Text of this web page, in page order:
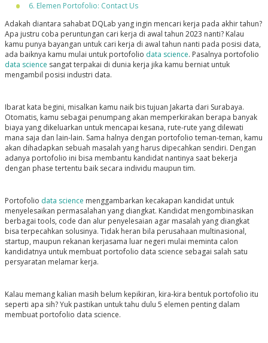
6. Elemen Portofolio: Contact Us
Adakah diantara sahabat DQLab yang ingin mencari kerja pada akhir tahun?
Apa justru coba peruntungan cari kerja di awal tahun 2023 nanti? Kalau
kamu punya bayangan untuk cari kerja di awal tahun nanti pada posisi data,
ada baiknya kamu mulai untuk portofolio data science. Pasalnya portofolio
data science sangat terpakai di dunia kerja jika kamu berniat untuk
mengambil posisi industri data.
Ibarat kata begini, misalkan kamu naik bis tujuan Jakarta dari Surabaya.
Otomatis, kamu sebagai penumpang akan memperkirakan berapa banyak
biaya yang dikeluarkan untuk mencapai kesana, rute-rute yang dilewati
mana saja dan lain-lain. Sama halnya dengan portofolio teman-teman, kamu
akan dihadapkan sebuah masalah yang harus dipecahkan sendiri. Dengan
adanya portofolio ini bisa membantu kandidat nantinya saat bekerja
dengan phase tertentu baik secara individu maupun tim.
Portofolio data science menggambarkan kecakapan kandidat untuk
menyelesaikan permasalahan yang diangkat. Kandidat mengombinasikan
berbagai tools, code dan alur penyelesaian agar masalah yang diangkat
bisa terpecahkan solusinya. Tidak heran bila perusahaan multinasional,
startup, maupun rekanan kerjasama luar negeri mulai meminta calon
kandidatnya untuk membuat portofolio data science sebagai salah satu
persyaratan melamar kerja.
Kalau memang kalian masih belum kepikiran, kira-kira bentuk portofolio itu
seperti apa sih? Yuk pastikan untuk tahu dulu 5 elemen penting dalam
membuat portofolio data science.